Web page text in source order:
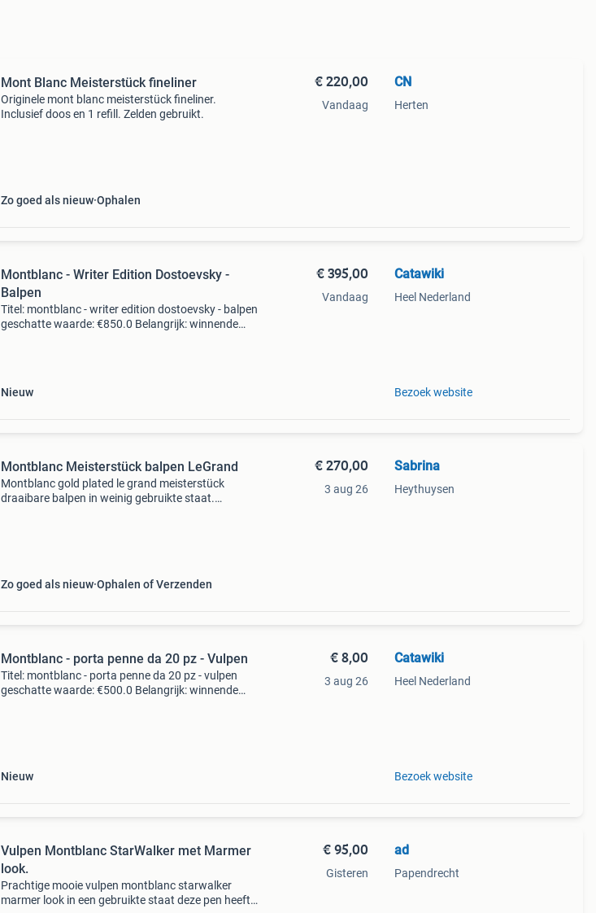
Mont Blanc Meisterstück fineliner
Originele mont blanc meisterstück fineliner.
Inclusief doos en 1 refill. Zelden gebruikt.
Zo goed als nieuw Ophalen
€ 220,00
Vandaag
CN
Herten
Montblanc - Writer Edition Dostoevsky -
Balpen
Titel: montblanc - writer edition dostoevsky - balpen
geschatte waarde: €850.0 Belangrijk: winnende
Nieuw
€ 395,00
Vandaag
Catawiki
Heel Nederland
Bezoek website
Montblanc Meisterstück balpen LeGrand
Montblanc gold plated le grand meisterstück
draaibare balpen in weinig gebruikte staat.
Zo goed als nieuw Ophalen of Verzenden
€ 270,00
3 aug 26
Sabrina
Heythuysen
Montblanc - porta penne da 20 pz - Vulpen
Titel: montblanc - porta penne da 20 pz - vulpen
geschatte waarde: €500.0 Belangrijk: winnende
Nieuw
€ 8,00
3 aug 26
Catawiki
Heel Nederland
Bezoek website
Vulpen Montblanc StarWalker met Marmer
look.
Prachtige mooie vulpen montblanc starwalker
marmer look in een gebruikte staat deze pen heeft
€ 95,00
Gisteren
ad
Papendrecht